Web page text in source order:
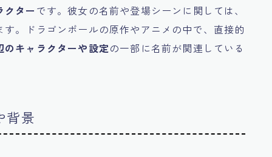
クター です。彼女の名前や登場シーンに関しては、
。ドラゴンボールの原作やアニメの中で、直接的
のキャラクターや設定の一部に名前が関連している
背景